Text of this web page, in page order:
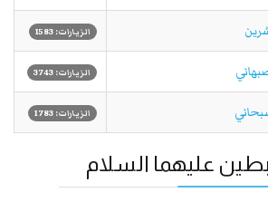
الزيارات: 1583
الزيارات: 3743
الزيارات: 1783
عليهما السلام